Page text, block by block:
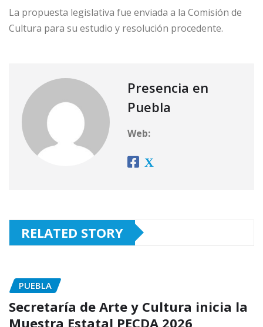
La propuesta legislativa fue enviada a la Comisión de
Cultura para su estudio y resolución procedente.
Presencia en
Puebla
Web:
RELATED STORY
PUEBLA
Secretaría de Arte y Cultura inicia la
Muestra Estatal PECDA 2026